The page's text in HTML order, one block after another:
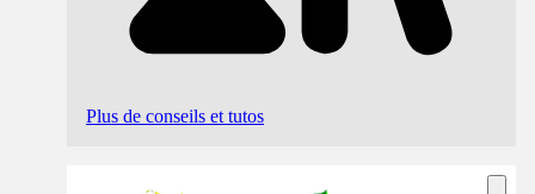
Plus de conseils et tutos